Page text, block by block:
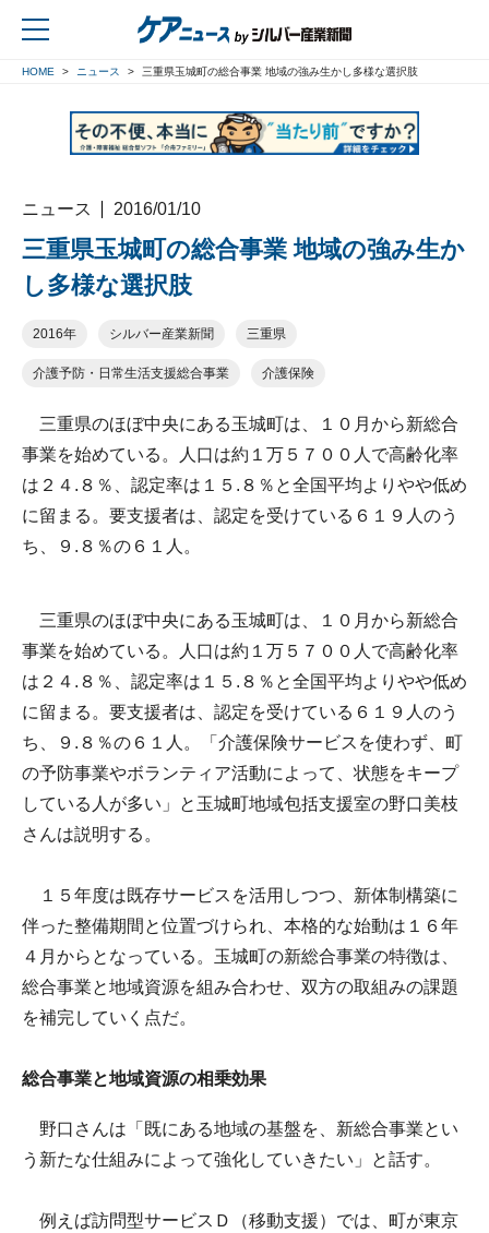
HOME ニュース 三重県玉城町の総合事業 地域の強み生かし多様な選択肢
ニュース 2016/01/10
三重県玉城町の総合事業 地域の強み生か
し多様な選択肢
2016年 シルバー産業新聞 三重県
介護予防・日常生活支援総合事業 介護保険
三重県のほぼ中央にある玉城町は、１０月から新総合
事業を始めている。人口は約１万５７００人で高齢化率
は２４.８％、認定率は１５.８％と全国平均よりやや低め
に留まる。要支援者は、認定を受けている６１９人のう
ち、９.８％の６１人。
三重県のほぼ中央にある玉城町は、１０月から新総合
事業を始めている。人口は約１万５７００人で高齢化率
は２４.８％、認定率は１５.８％と全国平均よりやや低め
に留まる。要支援者は、認定を受けている６１９人のう
ち、９.８％の６１人。「介護保険サービスを使わず、町
の予防事業やボランティア活動によって、状態をキープ
している人が多い」と玉城町地域包括支援室の野口美枝
さんは説明する。
１５年度は既存サービスを活用しつつ、新体制構築に
伴った整備期間と位置づけられ、本格的な始動は１６年
４月からとなっている。玉城町の新総合事業の特徴は、
総合事業と地域資源を組み合わせ、双方の取組みの課題
を補完していく点だ。
総合事業と地域資源の相乗効果
野口さんは「既にある地域の基盤を、新総合事業とい
う新たな仕組みによって強化していきたい」と話す。
例えば訪問型サービスＤ（移動支援）では、町が東京